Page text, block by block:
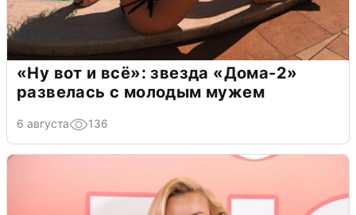
«Ну вот и всё»: звезда «Дома-2»
развелась с молодым мужем
6 августа 136